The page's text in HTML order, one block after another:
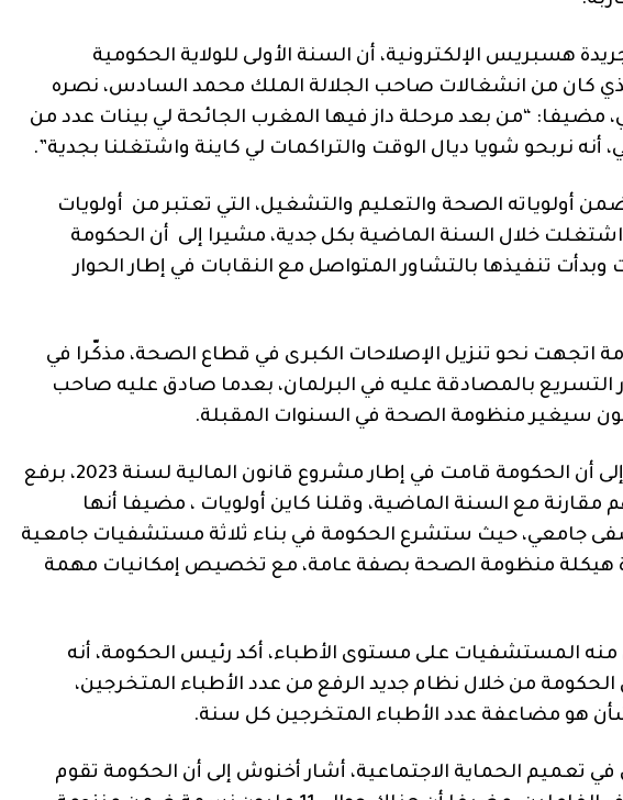
هسبريس الإلكترونية، أن السنة الأولى للولاية الحكومية
كان من انشغالات صاحب الجلالة الملك محمد السادس، نصره
مضيفا: “من بعد مرحلة داز فيها المغرب الجائحة لي بينات عدد من
أنه نربحو شويا ديال الوقت والتراكمات لي كاينة واشتغلنا بجدية”.
أولوياته الصحة والتعليم والتشغيل، التي تعتبر من أولويات
خلال السنة الماضية بكل جدية، مشيرا إلى أن الحكومة
تنفيذها بالتشاور المتواصل مع النقابات في إطار الحوار
اتجهت نحو تنزيل الإصلاحات الكبرى في قطاع الصحة، مذكّرا في
التسريع بالمصادقة عليه في البرلمان، بعدما صادق عليه صاحب
سيغير منظومة الصحة في السنوات المقبلة.
ودائما في القطاع الصحي، أشار أخنوش، إلى أن الحكومة قامت في إطار مشروع قانون المالية لسنة 2023، برفع
بزيادة قدرها 4,6 مليار درهم مقارنة مع السنة الماضية، وقلنا كاين أولويات ، مضيفا أنها
جامعي، حيث ستشرع الحكومة في بناء ثلاثة مستشفيات جامعية
هيكلة منظومة الصحة بصفة عامة، مع تخصيص إمكانيات مهمة
منه المستشفيات على مستوى الأطباء، أكد رئيس الحكومة، أنه
الحكومة من خلال نظام جديد الرفع من عدد الأطباء المتخرجين،
هو مضاعفة عدد الأطباء المتخرجين كل سنة.
تعميم الحماية الاجتماعية، أشار أخنوش إلى أن الحكومة تقوم